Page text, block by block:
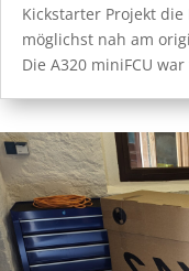
Kickstarter Projekt
möglichst nah am
Die A320 miniFCU